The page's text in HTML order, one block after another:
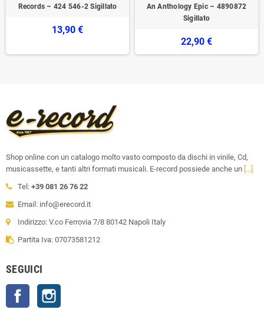
Records ‎– 424 546-2 Sigillato
13,90 €
An Anthology Epic – 4890872
Sigillato
22,90 €
Shop online con un catalogo molto vasto composto da dischi in vinile, Cd,
musicassette, e tanti altri formati musicali. E-record possiede anche un [...]
Tel: +39 081 26 76 22
Email: info@erecord.it
Indirizzo: V.co Ferrovia 7/8 80142 Napoli Italy
Partita Iva: 07073581212
SEGUICI
Facebook